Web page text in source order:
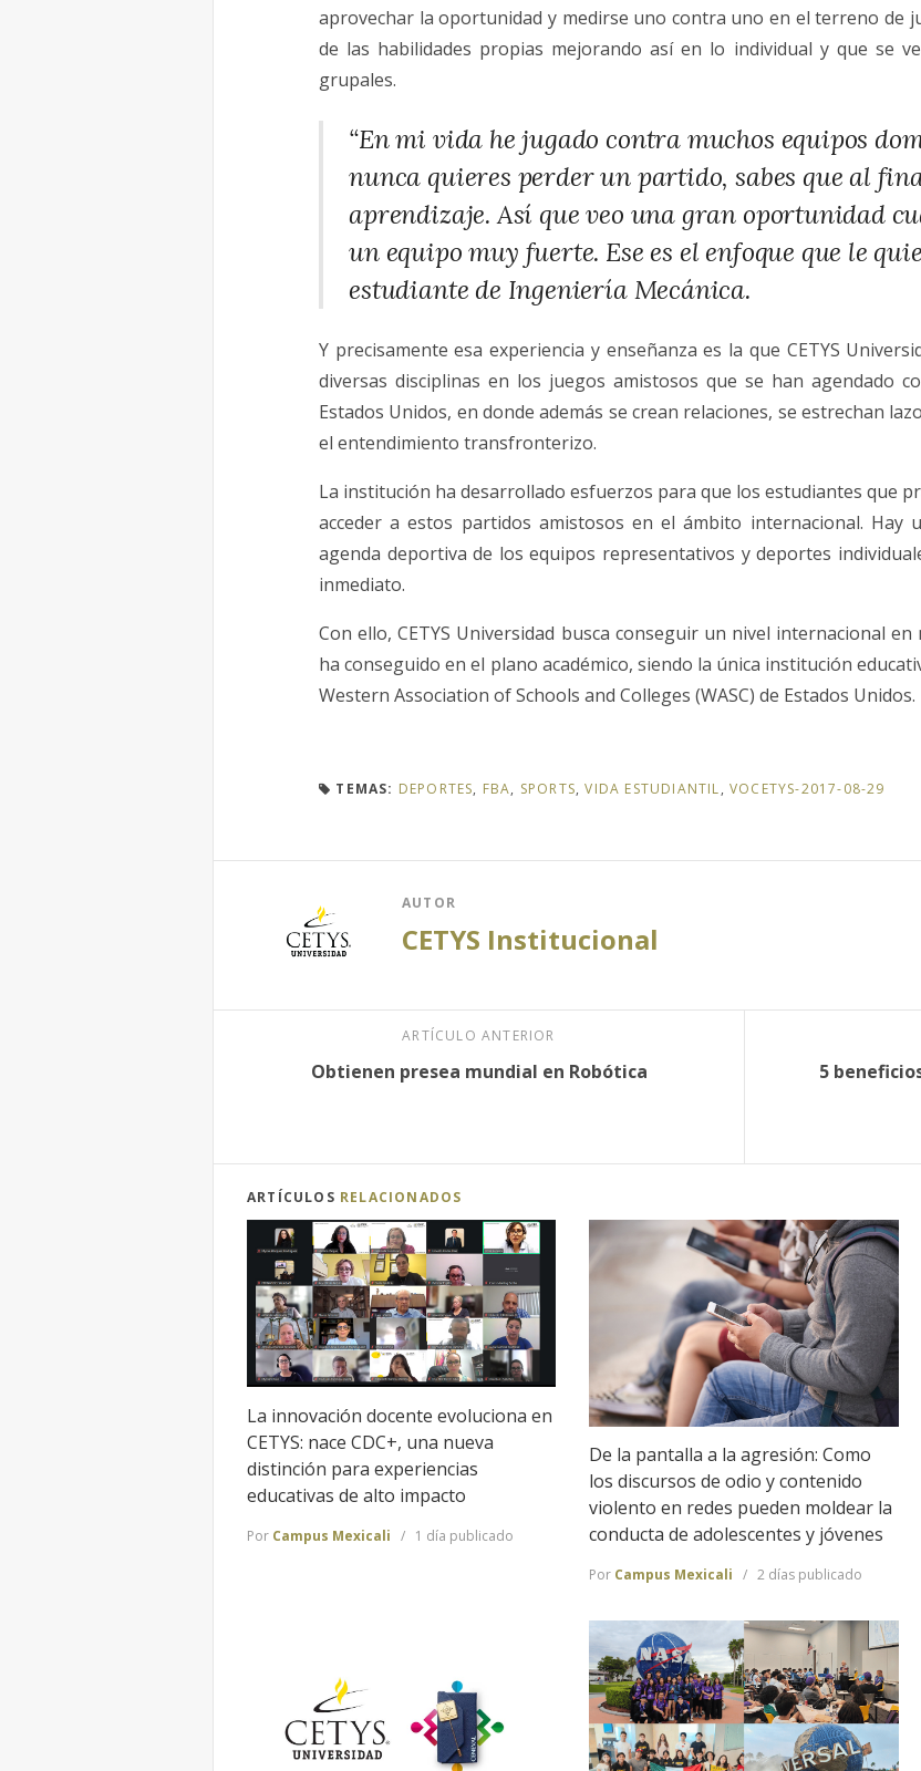
aprovechar la oportunidad y medirse uno contra uno en el terreno de
de las habilidades propias mejorando así en lo individual y que se
grupales.
“En mi vida he jugado contra muchos equipos
nunca quieres perder un partido, sabes que al
aprendizaje. Así que veo una gran oportunidad
un equipo muy fuerte. Ese es el enfoque que le
estudiante de Ingeniería Mecánica.
Y precisamente esa experiencia y enseñanza es la que CETYS
diversas disciplinas en los juegos amistosos que se han agendado
Estados Unidos, en donde además se crean relaciones, se estrechan
el entendimiento transfronterizo.
La institución ha desarrollado esfuerzos para que los estudiantes que
acceder a estos partidos amistosos en el ámbito internacional. Hay
agenda deportiva de los equipos representativos y deportes
inmediato.
Con ello, CETYS Universidad busca conseguir un nivel internacional
ha conseguido en el plano académico, siendo la única institución
Western Association of Schools and Colleges (WASC) de Estados Unidos.
TEMAS: DEPORTES, FBA, SPORTS,VIDA ESTUDIANTIL,VOCETYS-2017-08-29
AUTOR
CETYS Institucional
ARTÍCULO ANTERIOR
Obtienen presea mundial en Robótica
5
ARTÍCULOS RELACIONADOS
La innovación docente evoluciona en
CETYS: nace CDC+, una nueva
distinción para experiencias
educativas de alto impacto
Por Campus Mexicali 1 día publicado
De la pantalla a la agresión: Como
los discursos de odio y contenido
violento en redes pueden moldear la
conducta de adolescentes y jóvenes
Por Campus Mexicali 2 días publicado